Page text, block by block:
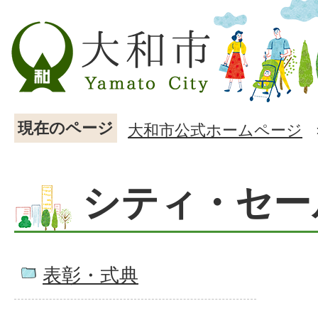
現在のページ 大和市公式ホームページ
シティ・セ
表彰・式典